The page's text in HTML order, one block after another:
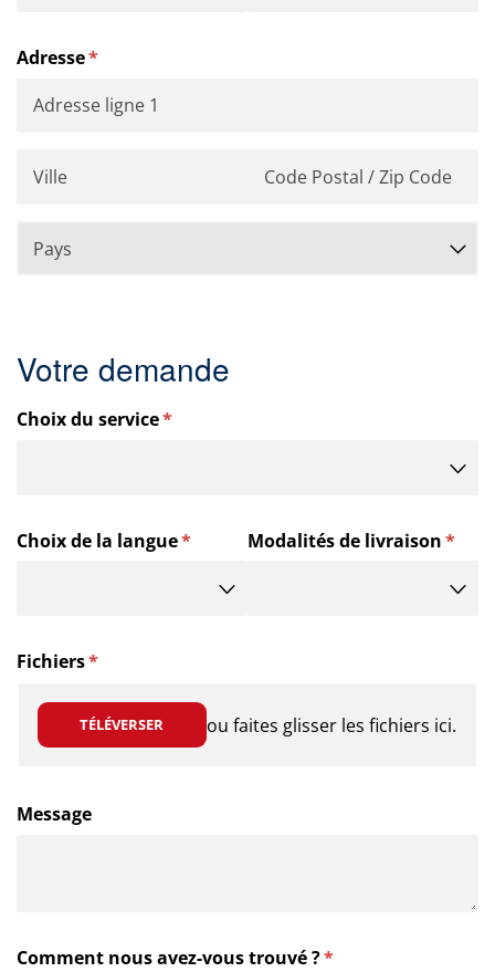
Adresse*
(requis)
Votre demande
Choix du service*
(requis)
Choix de la langue*
(requis) Modalités de livraison*
Fichiers*
(requis)
TÉLÉVERSER ou faites glisser les fichiers ici.
Message
Comment nous avez-vous trouvé ?*
(requis)